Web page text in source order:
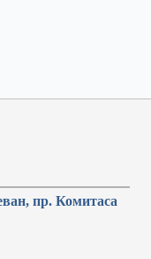
пр. Комитаса